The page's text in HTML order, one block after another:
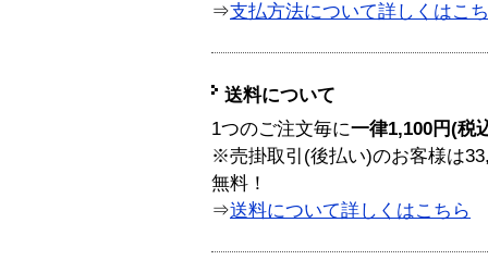
⇒支払方法について詳しくはこ
送料について
1つのご注文毎に一律1,100円(税
※売掛取引(後払い)のお客様は
無料！
⇒送料について詳しくはこちら